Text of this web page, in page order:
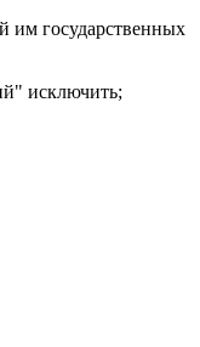
им государственных
исключить;